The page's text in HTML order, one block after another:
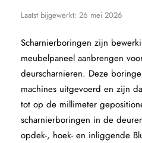
Laatst bijgewerkt: 26 mei 2026
Scharnierboringen zijn
meubelpaneel aanbrengen
deurscharnieren. Deze
machines uitgevoerd en zijn
tot op de millimeter
scharnierboringen in de
opdek-, hoek- en inliggende